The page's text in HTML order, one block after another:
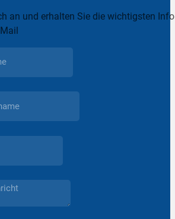
an und erhalten Sie die wichtigsten